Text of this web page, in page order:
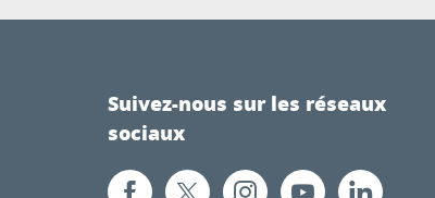
Suivez-nous sur les réseaux
sociaux